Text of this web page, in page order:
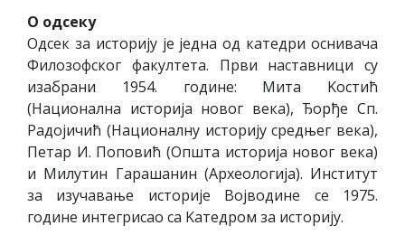
О одсеку
Одсек за историју је једна од катедри оснивача
Филозофског факултета. Први наставници су
изабрани 1954. године: Мита Kостић
(Национална историја новог века), Ђорђе Сп.
Радојичић (Националну историју средњег века),
Петар И. Поповић (Општа историја новог века)
и Милутин Гарашанин (Археологија). Институт
за изучавање историје Војводине се 1975.
године интегрисао са Kатедром за историју.